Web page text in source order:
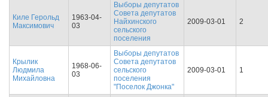
Киле Герольд
Максимович
1963-04-
03
Выборы депутатов
Совета депутатов
Найхинского
сельского
поселения
2009-03-01 2
Крылик
Людмила
Михайловна
1968-06-
03
Выборы депутатов
Совета депутатов
сельского
поселения
"Поселок Джонка"
2009-03-01 1